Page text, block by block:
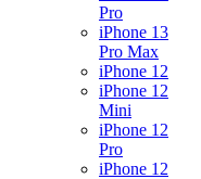
Pro
iPhone 13
Pro Max
iPhone 12
iPhone 12
Mini
iPhone 12
Pro
iPhone 12